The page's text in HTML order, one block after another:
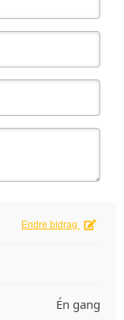
Endre bidrag
Én gang